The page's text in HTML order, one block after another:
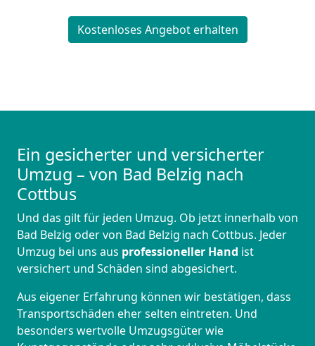
Kostenloses Angebot erhalten
Ein gesicherter und versicherter
Umzug – von Bad Belzig nach
Cottbus
Und das gilt für jeden Umzug. Ob jetzt innerhalb von
Bad Belzig oder von Bad Belzig nach Cottbus. Jeder
Umzug bei uns aus professioneller Hand ist
versichert und Schäden sind abgesichert.
Aus eigener Erfahrung können wir bestätigen, dass
Transportschäden eher selten eintreten. Und
besonders wertvolle Umzugsgüter wie